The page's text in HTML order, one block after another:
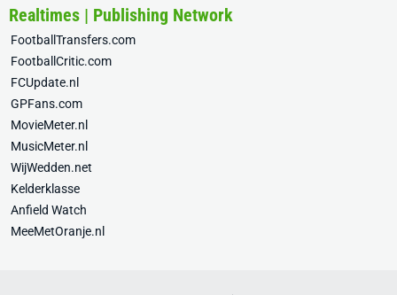
Realtimes | Publishing Network
FootballTransfers.com
FootballCritic.com
FCUpdate.nl
GPFans.com
MovieMeter.nl
MusicMeter.nl
WijWedden.net
Kelderklasse
Anfield Watch
MeeMetOranje.nl